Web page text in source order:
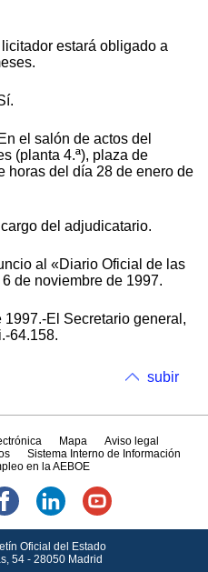
estará obligado a
el salón de actos del
(planta 4.ª), plaza de
horas del día 28 de enero de
del adjudicatario.
al «Diario Oficial de las
de noviembre de 1997.
1997.-El Secretario general,
64.158.
subir
Mapa
Aviso legal
Sistema Interno de Información
en la AEBOE
Oficial del Estado
54 - 28050 Madrid